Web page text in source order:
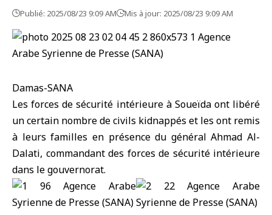
Publié: 2025/08/23 9:09 AM Mis à jour: 2025/08/23 9:09 AM
Damas-SANA
Les forces de sécurité intérieure à Soueïda ont libéré
un certain nombre de civils kidnappés et les ont remis
à leurs familles en présence du général Ahmad Al-
Dalati, commandant des forces de sécurité intérieure
dans le gouvernorat.